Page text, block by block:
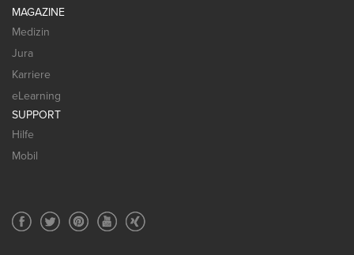
MAGAZINE
Medizin
Jura
Karriere
eLearning
SUPPORT
Hilfe
Mobil